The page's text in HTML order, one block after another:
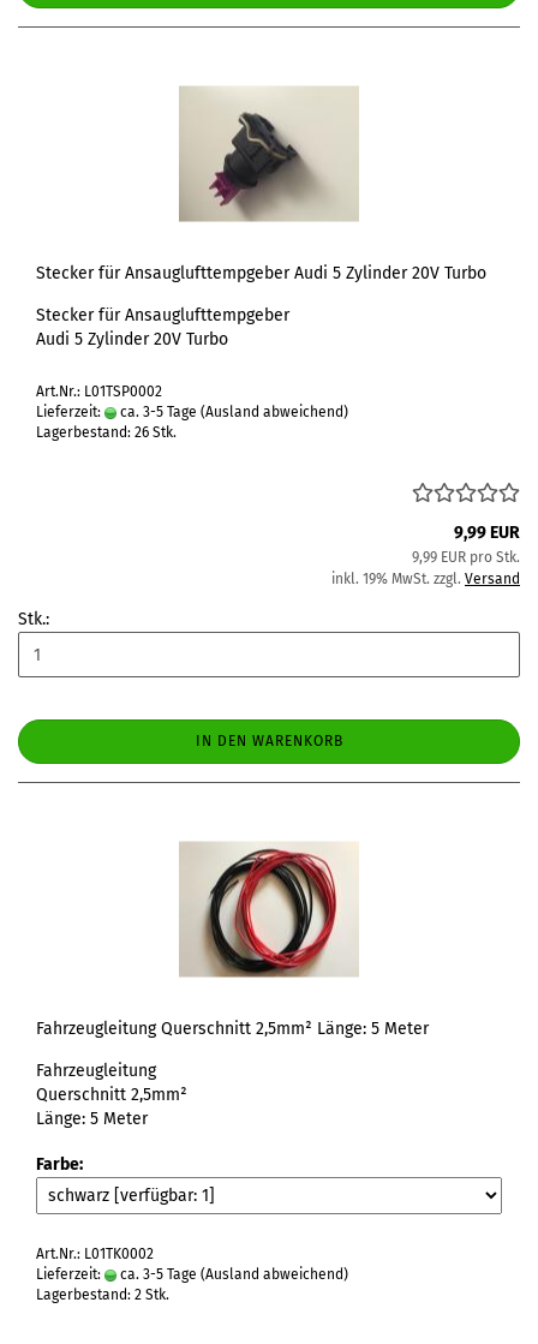
Stecker für Ansauglufttempgeber Audi 5 Zylinder 20V Turbo
Stecker für Ansauglufttempgeber
Audi 5 Zylinder 20V Turbo
Art.Nr.: L01TSP0002
Lieferzeit:
ca. 3-5 Tage (Ausland abweichend)
Lagerbestand: 26 Stk.
9,99 EUR
9,99 EUR pro Stk.
inkl. 19% MwSt. zzgl. Versand
Stk.:
IN DEN WARENKORB
Fahrzeugleitung Querschnitt 2,5mm² Länge: 5 Meter
Fahrzeugleitung
Querschnitt 2,5mm²
Länge: 5 Meter
Farbe:
Art.Nr.: L01TK0002
Lieferzeit:
ca. 3-5 Tage (Ausland abweichend)
Lagerbestand: 2 Stk.